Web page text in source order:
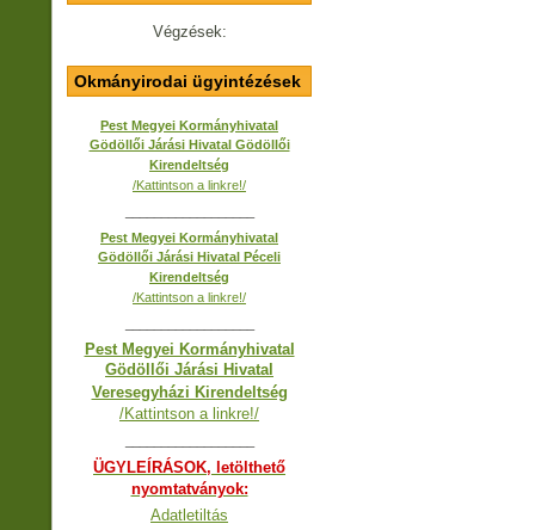
Végzések:
Okmányirodai ügyintézések
Pest Megyei Kormányhivatal
Gödöllői Járási Hivatal Gödöllői
Kirendeltség
/Kattintson a linkre!/
Pest Megyei Kormányhivatal
Gödöllői Járási Hivatal Péceli
Kirendeltség
/Kattintson a linkre!/
Pest Megyei Kormányhivatal
Gödöllői Járási Hivatal
Veresegyházi Kirendeltség
/Kattintson a linkre!/
ÜGYLEÍRÁSOK, letölthető
nyomtatványok:
Adatletiltás